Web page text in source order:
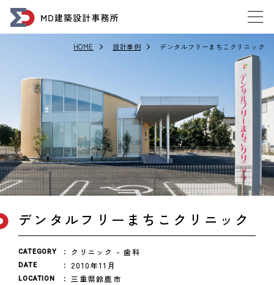
HOME 設計事例 デンタルフリーまちこクリニック
デンタルフリーまちこクリニック
CATEGORY クリニック 歯科
DATE 2010年11月
LOCATION 三重県鈴鹿市